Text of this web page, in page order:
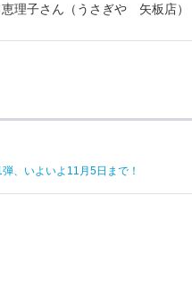
理子さん（うさぎや 矢板店）
、いよいよ11月5日まで！